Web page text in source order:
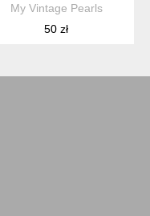
My Vintage Pearls
50 zł